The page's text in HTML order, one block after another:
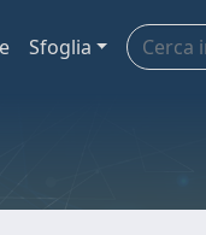
Sfoglia